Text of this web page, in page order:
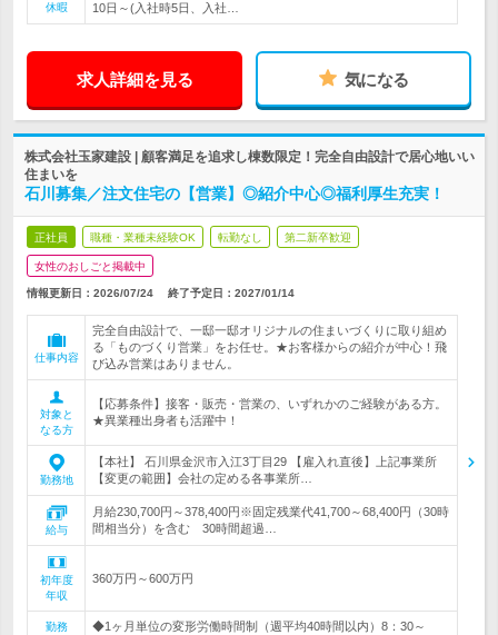
休暇 10日～(入社時5日、入社…
求人詳細を見る 気になる
株式会社玉家建設 | 顧客満足を追求し棟数限定！完全自由設計で居心地いい
住まいを
石川募集／注文住宅の【営業】◎紹介中心◎福利厚生充実！
正社員 職種・業種未経験OK 転勤なし 第二新卒歓迎
女性のおしごと掲載中
情報更新日：2026/07/24 終了予定日： 2027/01/14
仕事内容
完全自由設計で、一邸一邸オリジナルの住まいづくりに取り組め
る「ものづくり営業」をお任せ。★お客様からの紹介が中心！飛
び込み営業はありません。
対象と
なる方
【応募条件】接客・販売・営業の、いずれかのご経験がある方。
★異業種出身者も活躍中！
勤務地
【本社】 石川県金沢市入江3丁目29 【雇入れ直後】上記事業所
【変更の範囲】会社の定める各事業所…
給与
月給230,700円～378,400円※固定残業代41,700～68,400円（30時
間相当分）を含む 30時間超過…
初年度
年収
360万円～600万円
勤務
◆1ヶ月単位の変形労働時間制（週平均40時間以内）8：30～